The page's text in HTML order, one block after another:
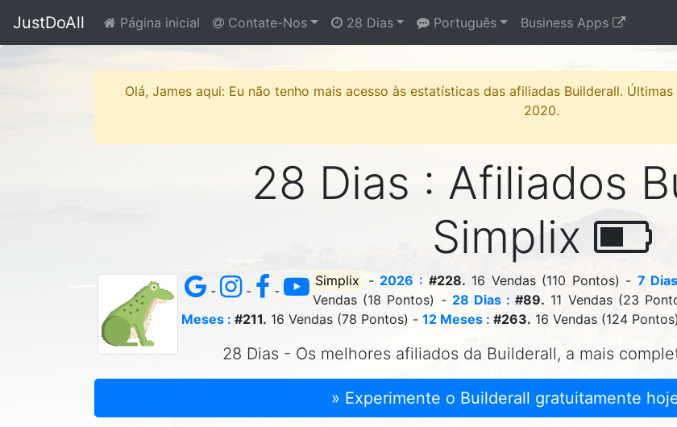
JustDoAll Página inicial Contate-Nos 28 Dias Português Business Apps
Olá, James aqui: Eu não tenho mais acesso às estatísticas das afiliadas Builderall.
2020.
28 Dias : Afiliados
Simplix
- - -
Simplix - 2026 : #228. 16 Vendas (110 Pontos) - 7
Vendas (18 Pontos) - 28 Dias : #89. 11 Vendas (23
Meses : #211. 16 Vendas (78 Pontos) - 12 Meses : #263. 16 Vendas (124
28 Dias - Os melhores afiliados da Builderall, a mais
» Experimente o Builderall gratuitamente